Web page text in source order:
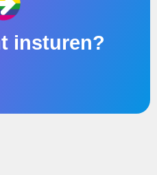
insturen?